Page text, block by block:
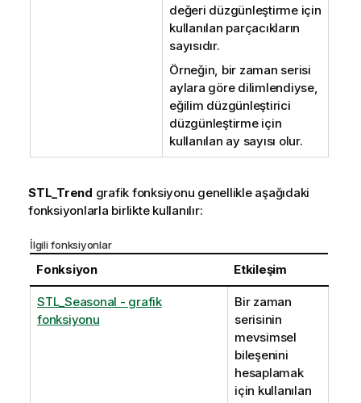
değeri düzgünleştirme için
kullanılan parçacıkların
sayısıdır.
Örneğin, bir zaman serisi
aylara göre dilimlendiyse,
eğilim düzgünleştirici
düzgünleştirme için
kullanılan ay sayısı olur.
STL_Trend grafik fonksiyonu genellikle aşağıdaki
fonksiyonlarla birlikte kullanılır:
İlgili fonksiyonlar
Fonksiyon Etkileşim
STL_Seasonal - grafik
fonksiyonu
Bir zaman
serisinin
mevsimsel
bileşenini
hesaplamak
için kullanılan